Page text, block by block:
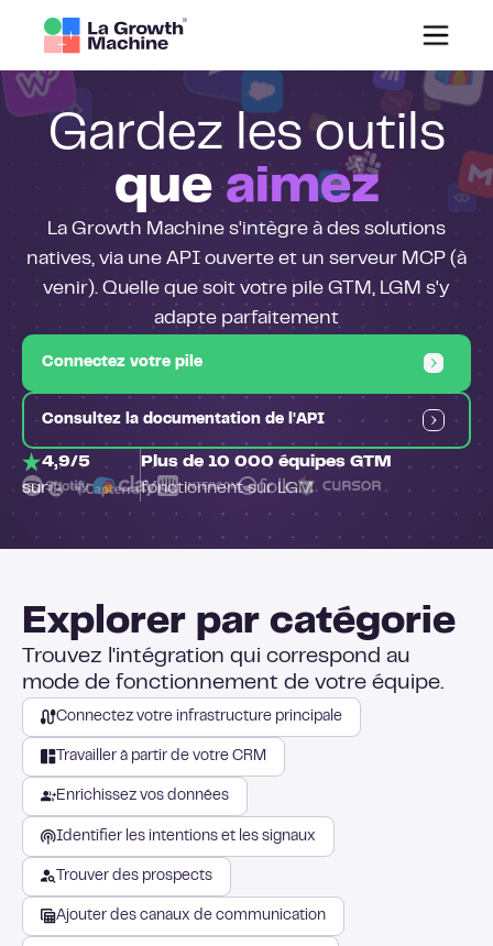
Gardez les outils
queaimez
La Growth Machine s'intègre à des solutions
natives, via une API ouverte et un serveur MCP (à
venir). Quelle que soit votre pile GTM, LGM s'y
adapte parfaitement
Connectez votre pile
Consultez la documentation de l'API
4,9/5
sur
Plus de 10 000 équipes GTM
fonctionnent sur LGM
Explorer par catégorie
Trouvez l'intégration qui correspond au
mode de fonctionnement de votre équipe.
Connectez votre infrastructure principale
Travailler à partir de votre CRM
Enrichissez vos données
Identifier les intentions et les signaux
Trouver des prospects
Ajouter des canaux de communication